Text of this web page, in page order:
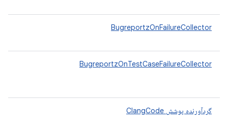
BugreportzOnFailureCollector
BugreportzOnTestCaseFailureCollector
گردآورنده پوشش ClangCode